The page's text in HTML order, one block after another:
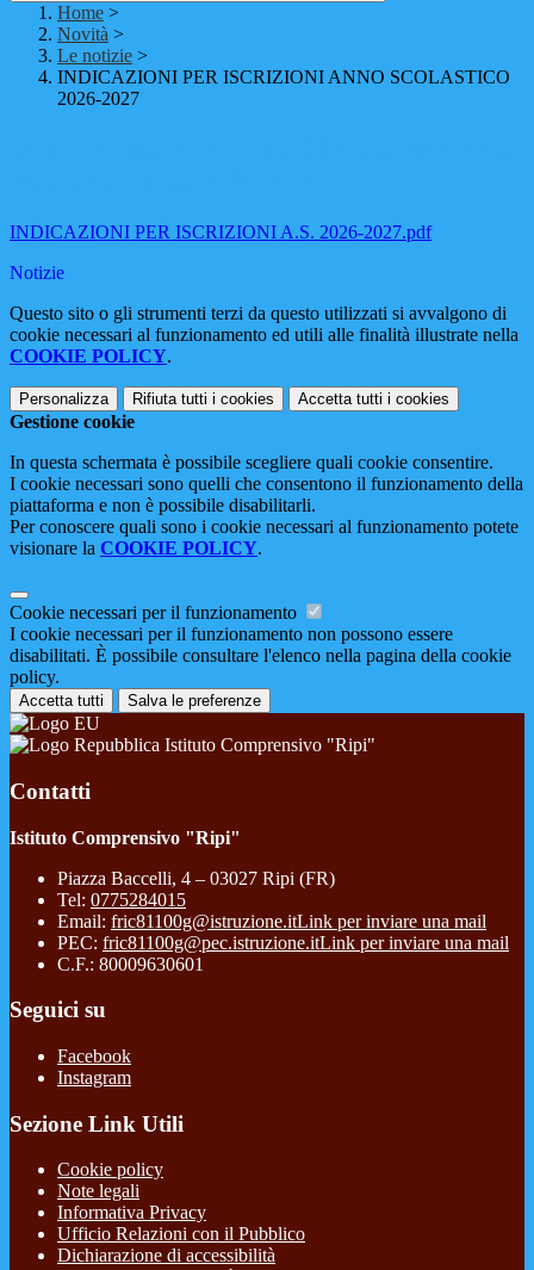
Home >
Novità >
Le notizie >
INDICAZIONI PER ISCRIZIONI ANNO SCOLASTICO
2026-2027
INDICAZIONI PER ISCRIZIONI A.S. 2026-2027.pdf
Notizie
Questo sito o gli strumenti terzi da questo utilizzati si avvalgono di
cookie necessari al funzionamento ed utili alle finalità illustrate nella
COOKIE POLICY.
Personalizza Rifiuta tutti i cookies Accetta tutti i cookies
Gestione cookie
In questa schermata è possibile scegliere quali cookie consentire.
I cookie necessari sono quelli che consentono il funzionamento della
piattaforma e non è possibile disabilitarli.
Per conoscere quali sono i cookie necessari al funzionamento potete
visionare la COOKIE POLICY.
Cookie necessari per il funzionamento
I cookie necessari per il funzionamento non possono essere
disabilitati. È possibile consultare l'elenco nella pagina della cookie
policy.
Accetta tutti Salva le preferenze
Istituto Comprensivo "Ripi"
Contatti
Istituto Comprensivo "Ripi"
Piazza Baccelli, 4 – 03027 Ripi (FR)
Tel: 0775284015
Email: fric81100g@istruzione.itLink per inviare una mail
PEC: fric81100g@pec.istruzione.itLink per inviare una mail
C.F.: 80009630601
Seguici su
Facebook
Instagram
Sezione Link Utili
Cookie policy
Note legali
Informativa Privacy
Ufficio Relazioni con il Pubblico
Dichiarazione di accessibilità